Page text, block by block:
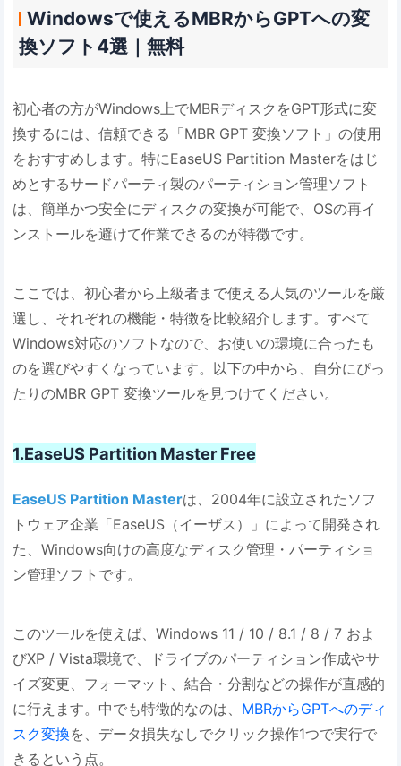
Windowsで使えるMBRからGPTへの変
換ソフト4選｜無料
初心者の方がWindows上でMBRディスクをGPT形式に変
換するには、信頼できる「MBR GPT 変換ソフト」の使用
をおすすめします。特にEaseUS Partition Masterをはじ
めとするサードパーティ製のパーティション管理ソフト
は、簡単かつ安全にディスクの変換が可能で、OSの再イ
ンストールを避けて作業できるのが特徴です。
ここでは、初心者から上級者まで使える人気のツールを厳
選し、それぞれの機能・特徴を比較紹介します。すべて
Windows対応のソフトなので、お使いの環境に合ったも
のを選びやすくなっています。以下の中から、自分にぴっ
たりのMBR GPT 変換ツールを見つけてください。
1.EaseUS Partition Master Free
EaseUS Partition Masterは、2004年に設立されたソフ
トウェア企業「EaseUS（イーザス）」によって開発され
た、Windows向けの高度なディスク管理・パーティショ
ン管理ソフトです。
このツールを使えば、Windows 11 / 10 / 8.1 / 8 / 7 およ
びXP / Vista環境で、ドライブのパーティション作成やサ
イズ変更、フォーマット、結合・分割などの操作が直感的
に行えます。中でも特徴的なのは、 MBRからGPTへのディ
スク変換を、データ損失なしでクリック操作1つで実行で
きるという点。